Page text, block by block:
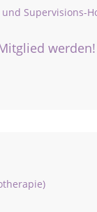
Supervisions-
werden!